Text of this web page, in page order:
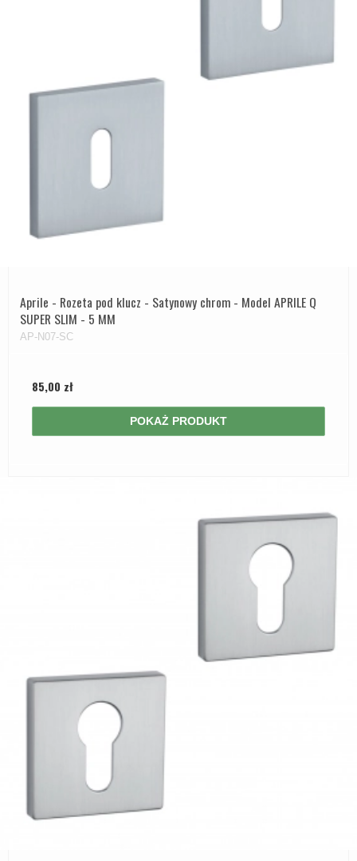
Aprile - Rozeta pod klucz - Satynowy chrom - Model APRILE Q
SUPER SLIM - 5 MM
AP-N07-SC
85,00 zł
POKAŻ PRODUKT